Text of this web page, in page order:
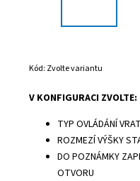
Kód: Zvolte variantu
V KONFIGURACI ZVOLTE:
TYP OVLÁDÁNÍ VRAT
ROZMEZÍ VÝŠKY
DO POZNÁMKY
OTVORU